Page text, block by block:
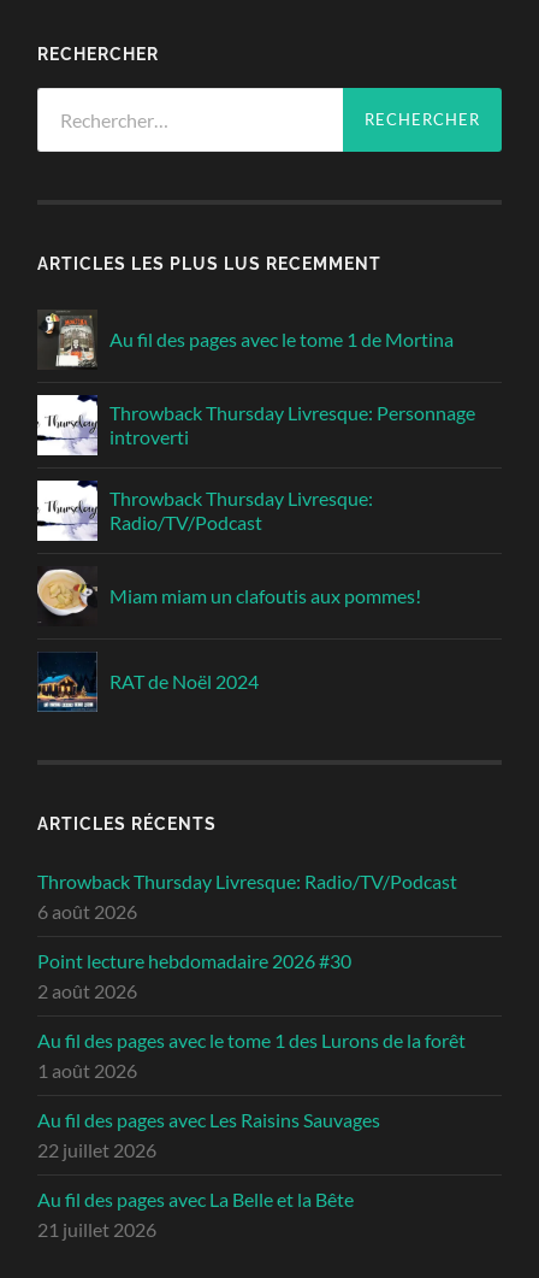
RECHERCHER
ARTICLES LES PLUS LUS RECEMMENT
Au fil des pages avec le tome 1 de Mortina
Throwback Thursday Livresque: Personnage
introverti
Throwback Thursday Livresque:
Radio/TV/Podcast
Miam miam un clafoutis aux pommes!
RAT de Noël 2024
ARTICLES RÉCENTS
Throwback Thursday Livresque: Radio/TV/Podcast
6 août 2026
Point lecture hebdomadaire 2026 #30
2 août 2026
Au fil des pages avec le tome 1 des Lurons de la forêt
1 août 2026
Au fil des pages avec Les Raisins Sauvages
22 juillet 2026
Au fil des pages avec La Belle et la Bête
21 juillet 2026